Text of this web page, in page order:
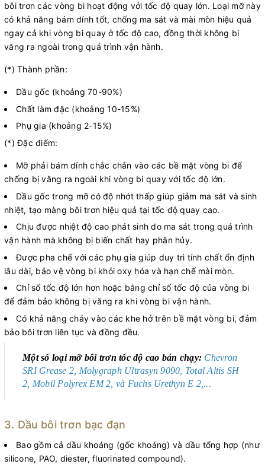
bôi trơn các vòng bi hoạt động với tốc độ quay lớn. Loại mỡ này
có khả năng bám dính tốt, chống ma sát và mài mòn hiệu quả
ngay cả khi vòng bi quay ở tốc độ cao, đồng thời không bị
văng ra ngoài trong quá trình vận hành.
(*) Thành phần:
Dầu gốc (khoảng 70-90%)
Chất làm đặc (khoảng 10-15%)
Phụ gia (khoảng 2-15%)
(*) Đặc điểm:
Mỡ phải bám dính chắc chắn vào các bề mặt vòng bi để
chống bị văng ra ngoài khi vòng bi quay với tốc độ lớn.
Dầu gốc trong mỡ có độ nhớt thấp giúp giảm ma sát và sinh
nhiệt, tạo màng bôi trơn hiệu quả tại tốc độ quay cao.
Chịu được nhiệt độ cao phát sinh do ma sát trong quá trình
vận hành mà không bị biến chất hay phân hủy.
Được pha chế với các phụ gia giúp duy trì tính chất ổn định
lâu dài, bảo vệ vòng bi khỏi oxy hóa và hạn chế mài mòn.
Chỉ số tốc độ lớn hơn hoặc bằng chỉ số tốc độ của vòng bi
để đảm bảo không bị văng ra khi vòng bi vận hành.
Có khả năng chảy vào các khe hở trên bề mặt vòng bi, đảm
bảo bôi trơn liên tục và đồng đều.
Một số loại mỡ bôi trơn tốc độ cao bán chạy: Chevron
SRI Grease 2, Molygraph Ultrasyn 9090, Total Altis SH
2, Mobil Polyrex EM 2, và Fuchs Urethyn E 2,...
3. Dầu bôi trơn bạc đạn
Bao gồm cả dầu khoáng (gốc khoáng) và dầu tổng hợp (như
silicone, PAO, diester, fluorinated compound).